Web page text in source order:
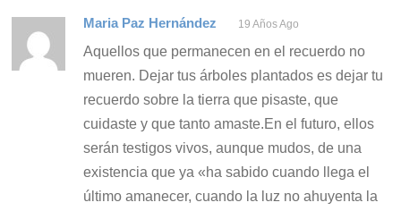
Maria Paz Hernández 19 Años Ago
Aquellos que permanecen en el recuerdo no
mueren. Dejar tus árboles plantados es dejar tu
recuerdo sobre la tierra que pisaste, que
cuidaste y que tanto amaste.En el futuro, ellos
serán testigos vivos, aunque mudos, de una
existencia que ya «ha sabido cuando llega el
último amanecer, cuando la luz no ahuyenta la